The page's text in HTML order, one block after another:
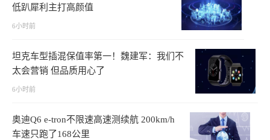
低趴犀利主打高颜值
6小时前
坦克车型插混保值率第一！魏建军：我们不
太会营销 但品质用心了
6小时前
奥迪Q6 e-tron不限速高速测续航 200km/h
车速只跑了168公里